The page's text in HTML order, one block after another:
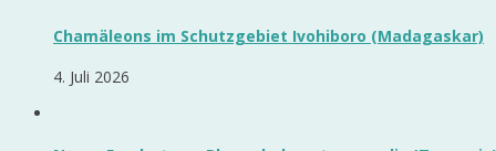
Chamäleons im Schutzgebiet Ivohiboro (Madagaskar)
4. Juli 2026